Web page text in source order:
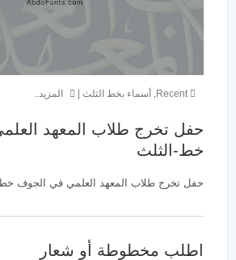
Recent أسماء بخط الثلث | المزيد..
حفل تخرج طلاب المعهد
خط-الثلث
حفل تخرج طلاب المعهد العلمي في الجوف
اطلب مخطوطة أو شعار